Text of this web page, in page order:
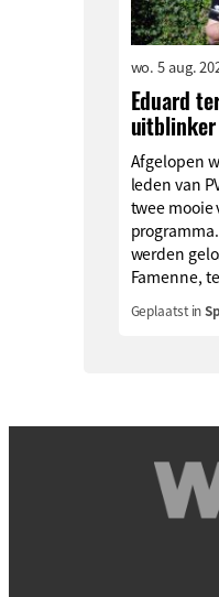
wo. 5 aug.
Eduard
Afgelopen
leden van
twee
werden
Famenne,
Geplaatst in